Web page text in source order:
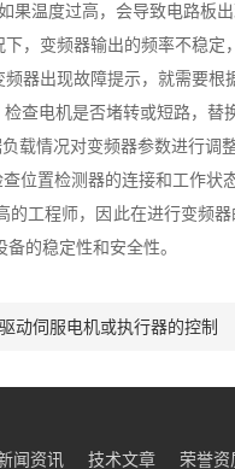
温度过高，会导致电路板
变频器输出的频率不稳定
出现故障提示，就需要根
电机是否堵转或短路，替
情况对变频器参数进行调
置检测器的连接和工作状
程师，因此在进行变频器
的稳定性和安全性。
动伺服电机或执行器的控制
闻资讯 技术文章 荣誉资